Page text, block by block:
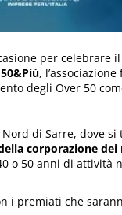
per celebrare
50&Più,
degli Over 50
Nord di Sarre, dove si
corporazione dei
o 50 anni di attività
i premiati che